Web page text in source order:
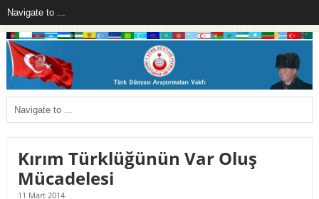
Kırım Türklüğünün Var Oluş
Mücadelesi
11 Mart 2014